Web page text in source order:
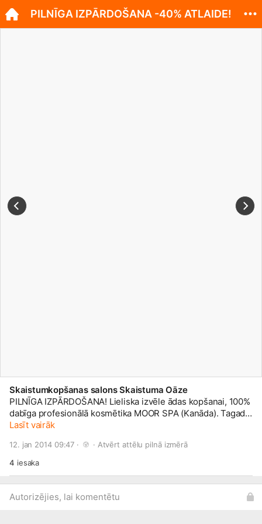
Skaistumkopšanas salons Skaistuma Oāze
PILNĪGA IZPĀRDOŠANA! Lieliska izvēle ādas kopšanai, 100%
dabīga profesionālā kosmētika MOOR SPA (Kanāda). Tagad
šo kosmētiku vari iegādāties ar -40% atlaidi! Produktus vari
Savukārt tos iegādāties vari rakstot mums facebook vai uz
e-pastu skaistuma.oaze@
administratori pa tālruni +371 27762006. Gaidīsim ciemos!
Lasīt vairāk
12. jan 2014 09:47 · · Atvērt attēlu pilnā izmērā
4 iesaka
Autorizējies, lai komentētu
PILNĪGA IZPĀRDOŠANA -40% ATLAIDE!